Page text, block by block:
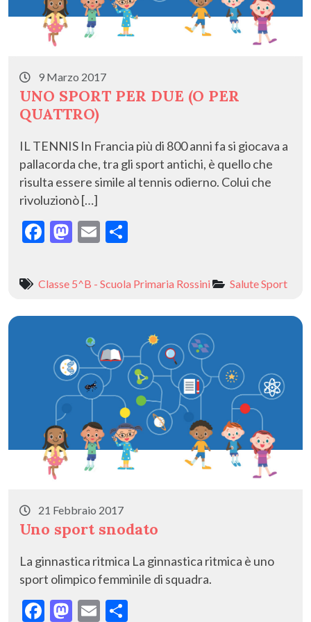
9 Marzo 2017
UNO SPORT PER DUE (O PER
QUATTRO)
IL TENNIS In Francia più di 800 anni fa si giocava a
pallacorda che, tra gli sport antichi, è quello che
risulta essere simile al tennis odierno. Colui che
rivoluzionò […]
F
e
o
k
M
to
o
E
ai n
vi
di
Classe 5^B - Scuola Primaria Rossini SaluteSport
21 Febbraio 2017
Uno sport snodato
La ginnastica ritmica La ginnastica ritmica è uno
sport olimpico femminile di squadra.
F
M E